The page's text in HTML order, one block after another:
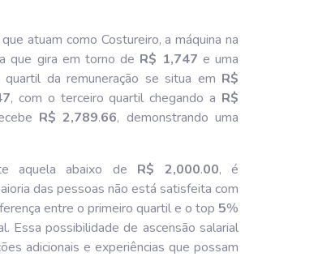
atuam como Costureiro, a máquina na
que gira em torno de R$ 1,747 e uma
quartil da remuneração se situa em R$
, com o terceiro quartil chegando a R$
R$ 2,789.66, demonstrando uma
aquela abaixo de R$ 2,000.00, é
das pessoas não está satisfeita com
entre o primeiro quartil e o top 5%
Essa possibilidade de ascensão salarial
adicionais e experiências que possam